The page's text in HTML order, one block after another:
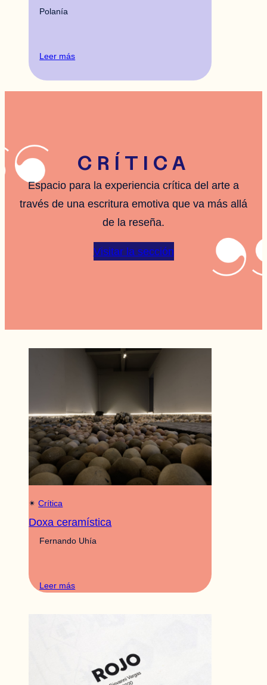
Polanía
Leer más
CRÍTICA
Espacio para la experiencia crítica del arte a
través de una escritura emotiva que va más allá
de la reseña.
Visitar la sección
✴︎Crítica
Doxa ceramística
Fernando Uhía
Leer más